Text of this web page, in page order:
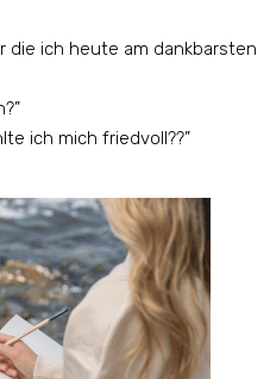
die ich heute am dankbarsten
ich mich friedvoll??”